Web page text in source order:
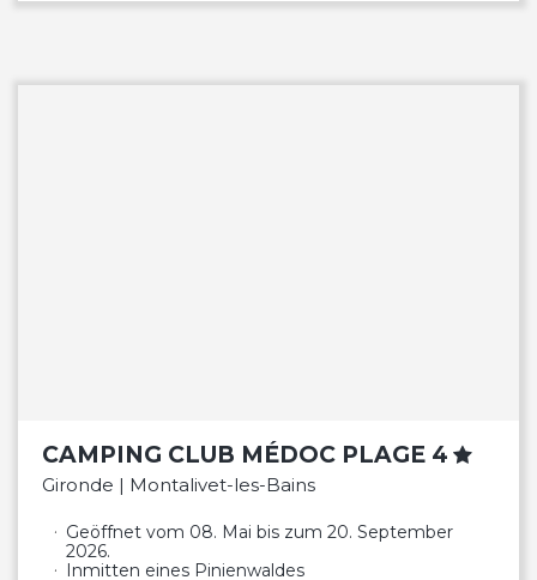
CAMPING CLUB MÉDOC PLAGE 4
Gironde | Montalivet-les-Bains
Geöffnet vom 08. Mai bis zum 20. September
2026.
Inmitten eines Pinienwaldes